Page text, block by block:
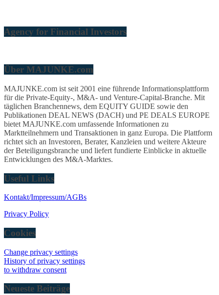
Agency for Financial Investors
Über MAJUNKE.com
MAJUNKE.com ist seit 2001 eine führende Informationsplattform
für die Private-Equity-, M&A- und Venture-Capital-Branche. Mit
täglichen Branchennews, dem EQUITY GUIDE sowie den
Publikationen DEAL NEWS (DACH) und PE DEALS EUROPE
bietet MAJUNKE.com umfassende Informationen zu
Marktteilnehmern und Transaktionen in ganz Europa. Die Plattform
richtet sich an Investoren, Berater, Kanzleien und weitere Akteure
der Beteiligungsbranche und liefert fundierte Einblicke in aktuelle
Entwicklungen des M&A-Marktes.
Useful Links
Kontakt/Impressum/AGBs
Privacy Policy
Cookies
Change privacy settings
History of privacy settings
to withdraw consent
Neueste Beiträge